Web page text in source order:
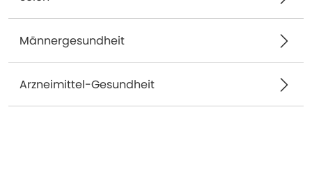
Männergesundheit
Arzneimittel-Gesundheit